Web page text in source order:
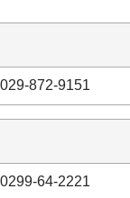
029-872-9151
0299-64-2221